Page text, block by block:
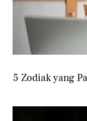
5 Zodiak yang